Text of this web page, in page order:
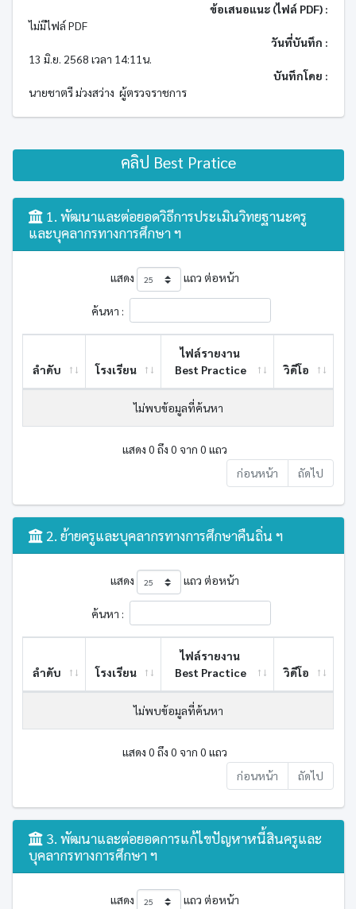
ข้อเสนอแนะ (ไฟล์ PDF) :
ไม่มีไฟล์ PDF
วันที่บันทึก :
13 มิ.ย. 2568 เวลา 14:11น.
บันทึกโดย :
นายชาตรี ม่วงสว่าง ผู้ตรวจราชการ
คลิป Best Pratice
1. พัฒนาและต่อยอดวิธีการประเมินวิทยฐานะครู
และบุคลากรทางการศึกษา ฯ
แสดง แถว ต่อหน้า
ค้นหา :
ลำดับ โรงเรียน
ไฟล์รายงาน
Best ​Practice
วิดีโอ
ไม่พบข้อมูลที่ค้นหา
แสดง 0 ถึง 0 จาก 0 แถว
ก่อนหน้า
ถัดไป
2. ย้ายครูและบุคลากรทางการศึกษาคืนถิ่น ฯ
แสดง แถว ต่อหน้า
ค้นหา :
ลำดับ โรงเรียน
ไฟล์รายงาน
Best ​Practice
วิดีโอ
ไม่พบข้อมูลที่ค้นหา
แสดง 0 ถึง 0 จาก 0 แถว
ก่อนหน้า
ถัดไป
3. พัฒนาและต่อยอดการแก้ไขปัญหาหนี้สินครูและ
บุคลากรทางการศึกษา ฯ
แสดง แถว ต่อหน้า